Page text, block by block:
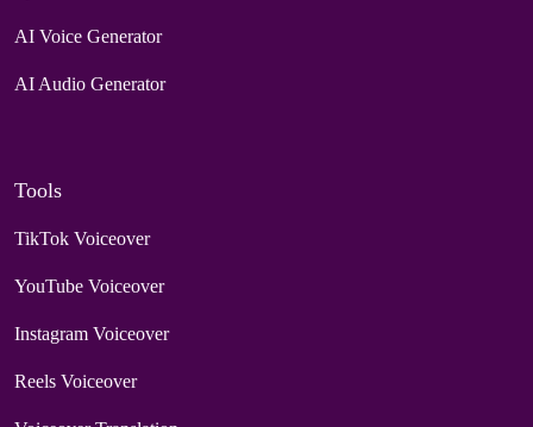
AI Voice Generator
AI Audio Generator
Tools
TikTok Voiceover
YouTube Voiceover
Instagram Voiceover
Reels Voiceover